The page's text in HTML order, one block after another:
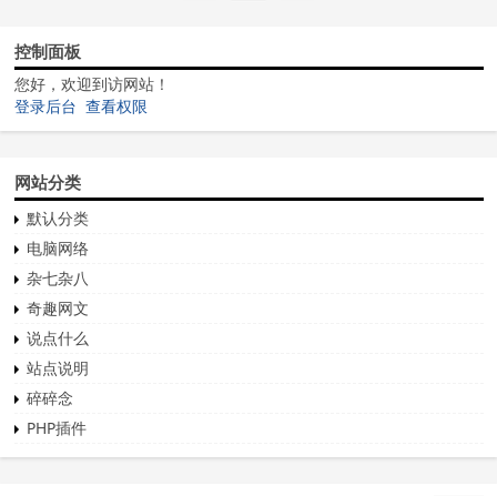
控制面板
您好，欢迎到访网站！
登录后台 查看权限
网站分类
默认分类
电脑网络
杂七杂八
奇趣网文
说点什么
站点说明
碎碎念
PHP插件